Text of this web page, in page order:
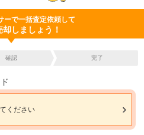
ーで一括査定依頼して
しましょう！
確認 完了
ください